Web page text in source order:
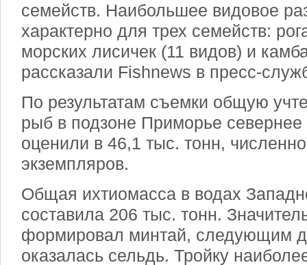
семейств. Наибольшее видовое
характерно для трех семейств:
морских лисичек (11 видов) и
рассказали Fishnews в пресс-
По результатам съемки общую
рыб в подзоне Приморье
оценили в 46,1 тыс. тонн,
экземпляров.
Общая ихтиомасса в водах
составила 206 тыс. тонн.
формировал минтай, следующим
оказалась сельдь. Тройку